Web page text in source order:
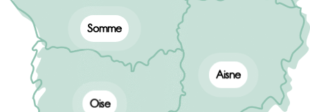
Somme
Chargée d'accompagnement territorial
elise.ferlin@esante-hdf.fr
Oise
marion.beauvois@esante-hdf.frValérie CANIAU
Chargée d'accompagnement
valerie.caniau@esante-hdf.fr
Aisne